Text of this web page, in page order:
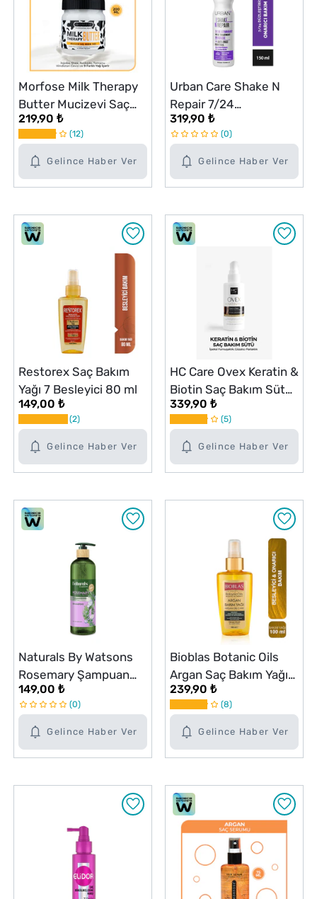
Gelince Haber Ver
Morfose Milk Therapy
Butter Mucizevi Saç
Bakım Yağı 200 ml
219,90 ₺
12
Gelince Haber Ver
Urban Care Shake N
Repair 7/24
Düzleştirici Etkili Saç
Bakım Köpüğü 150 ml
319,90 ₺
0
Gelince Haber Ver
Restorex Saç Bakım
Yağı 7 Besleyici 80 ml
149,00 ₺
2
Gelince Haber Ver
HC Care Ovex Keratin &
Biotin Saç Bakım Sütü
150 ml
339,90 ₺
5
Gelince Haber Ver
Naturals By Watsons
Rosemary Şampuan
490 ml
149,00 ₺
0
Gelince Haber Ver
Bioblas Botanic Oils
Argan Saç Bakım Yağı
100 ml
239,90 ₺
8